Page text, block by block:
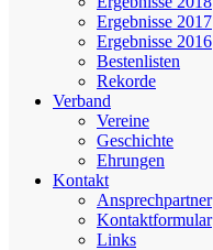
Ergebnisse 2017
Ergebnisse 2016
Bestenlisten
Rekorde
Verband
Vereine
Geschichte
Ehrungen
Kontakt
Ansprechpartner
Kontaktformular
Links